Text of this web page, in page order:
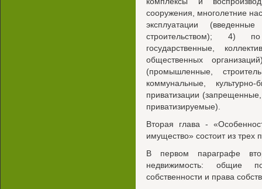
сооружения, многолетние
эксплуатации
строительством); 4)
государственные,
общественных
(промышленные,
коммунальные,
приватизации
приватизируемые).
Вторая глава -
имущество» состоит из трех
В первом параграфе
недвижимость: общие
собственности и права